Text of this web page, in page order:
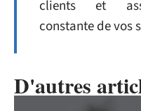
clients et
constante de vos
D'autres